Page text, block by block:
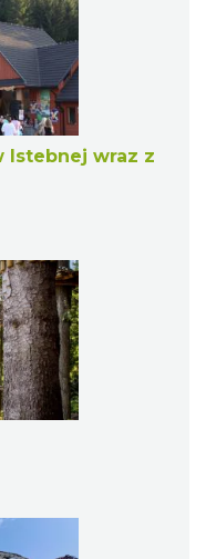
Istebnej wraz z